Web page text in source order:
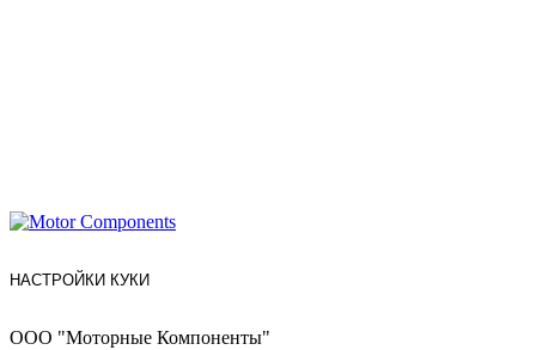
НАСТРОЙКИ КУКИ
ООО "Моторные Компоненты"